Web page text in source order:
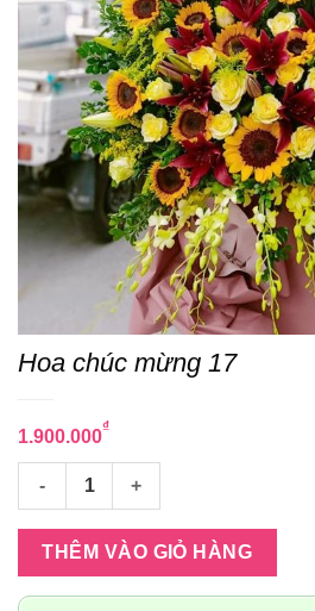
Hoa chúc mừng 17
1.900.000₫
Hoa chúc mừng 17 số lượng
THÊM VÀO GIỎ HÀNG